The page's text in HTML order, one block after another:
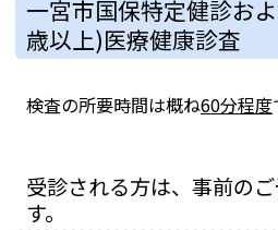
一宮市国保特定健診お
歳以上)医療健康診査
検査の所要時間は概ね60分程度
受診される方は、事前の
す。